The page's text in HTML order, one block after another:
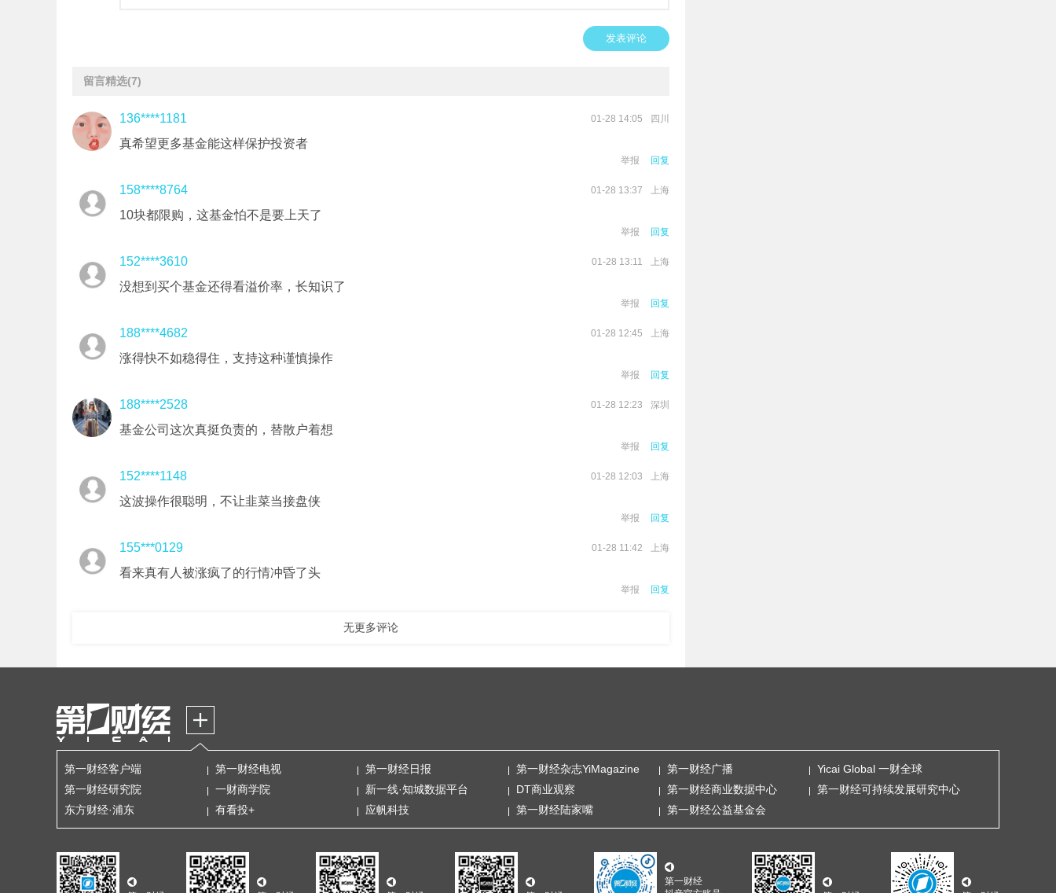
发表评论
留言精选(7)
136****1181 01-28 14:05 四川
真希望更多基金能这样保护投资者
举报 回复
158****8764 01-28 13:37 上海
10块都限购，这基金怕不是要上天了
举报 回复
152****3610 01-28 13:11 上海
没想到买个基金还得看溢价率，长知识了
举报 回复
188****4682 01-28 12:45 上海
涨得快不如稳得住，支持这种谨慎操作
举报 回复
188****2528 01-28 12:23 深圳
基金公司这次真挺负责的，替散户着想
举报 回复
152****1148 01-28 12:03 上海
这波操作很聪明，不让韭菜当接盘侠
举报 回复
155***0129 01-28 11:42 上海
看来真有人被涨疯了的行情冲昏了头
举报 回复
无更多评论
第一财经客户端 第一财经电视 第一财经日报 第一财经杂志YiMagazine 第一财经广播
Yicai Global 一财全球
第一财经研究院
一财商学院 新一线·知城数据平台 DT商业观察 第一财经商业数据中心
第一财经可持续发展研究中心
东方财经·浦东
有看投+ 应帆科技 第一财经陆家嘴 第一财经公益基金会
第一财经